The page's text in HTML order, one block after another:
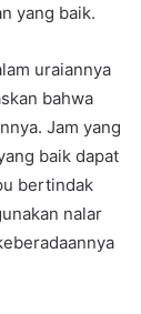
yang baik.
uraiannya
bahwa
Jam yang
baik dapat
bertindak
nalar